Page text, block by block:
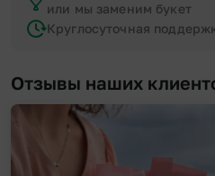
или мы заменим букет
Круглосуточная
Отзывы наших